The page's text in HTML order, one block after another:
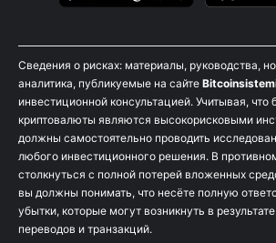
Сведения о рисках: материалы, руководства,
аналитика, публикуемые на сайте
инвестиционной консультацией. Учитывая, что
криптовалюты являются высокорисковыми
должны самостоятельно проводить
любого инвестиционного решения. В
столкнуться с полной потерей вложенных
вы должны понимать, что несёте полную
убытки, которые могут возникнуть в
переводов и транзакций.